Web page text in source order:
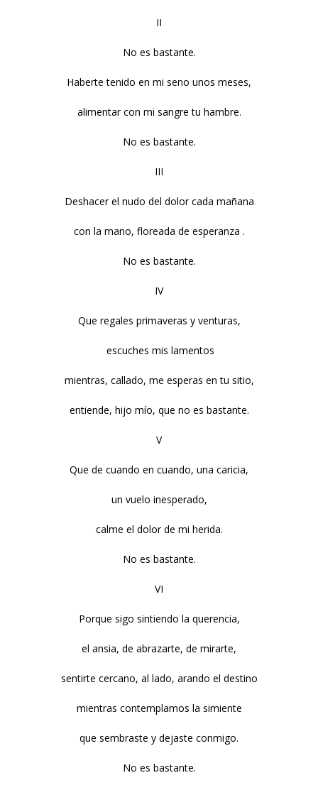
II
No es bastante.
Haberte tenido en mi seno unos meses,
alimentar con mi sangre tu hambre.
No es bastante.
III
Deshacer el nudo del dolor cada mañana
con la mano, floreada de esperanza .
No es bastante.
IV
Que regales primaveras y venturas,
escuches mis lamentos
mientras, callado, me esperas en tu sitio,
entiende, hijo mío, que no es bastante.
V
Que de cuando en cuando, una caricia,
un vuelo inesperado,
calme el dolor de mi herida.
No es bastante.
VI
Porque sigo sintiendo la querencia,
el ansia, de abrazarte, de mirarte,
sentirte cercano, al lado, arando el destino
mientras contemplamos la simiente
que sembraste y dejaste conmigo.
No es bastante.